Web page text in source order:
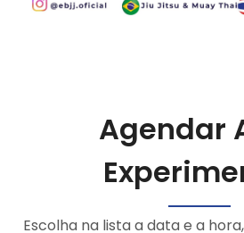
Agendar
Escolha na lista a data e a